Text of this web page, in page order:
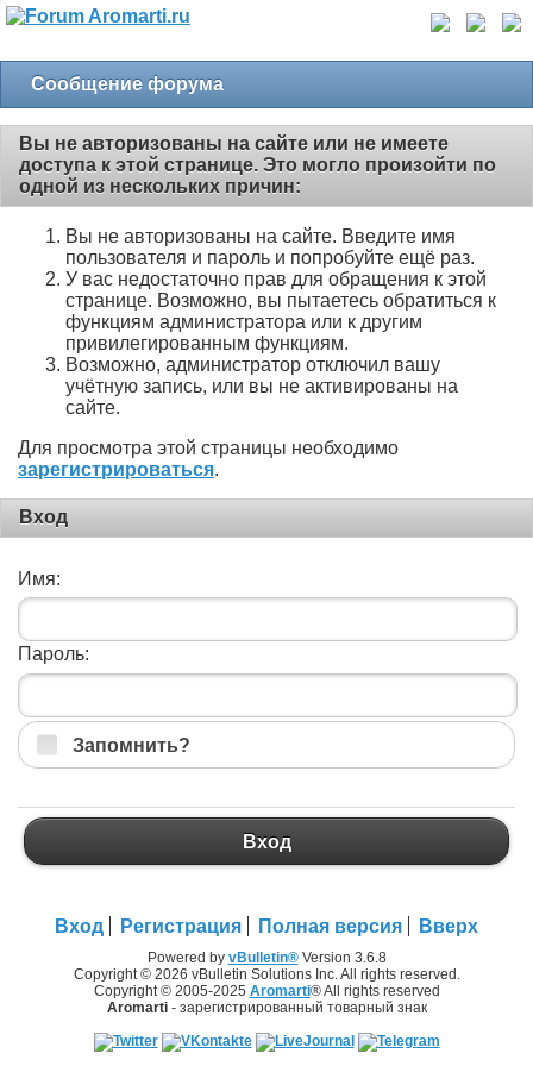
Сообщение форума
Вы не авторизованы на сайте или не имеете
доступа к этой странице. Это могло произойти по
одной из нескольких причин:
Вы не авторизованы на сайте. Введите имя
пользователя и пароль и попробуйте ещё раз.
У вас недостаточно прав для обращения к этой
странице. Возможно, вы пытаетесь обратиться к
функциям администратора или к другим
привилегированным функциям.
Возможно, администратор отключил вашу
учётную запись, или вы не активированы на
сайте.
Для просмотра этой страницы необходимо
зарегистрироваться.
Вход
Имя:
Пароль:
Запомнить?
Вход
Вход Регистрация Полная версия Вверх
Powered by vBulletin®Version 3.6.8
Copyright © 2026 vBulletin Solutions Inc. All rights reserved.
Copyright © 2005-2025 Aromarti® All rights reserved
Aromarti- зарегистрированный товарный знак